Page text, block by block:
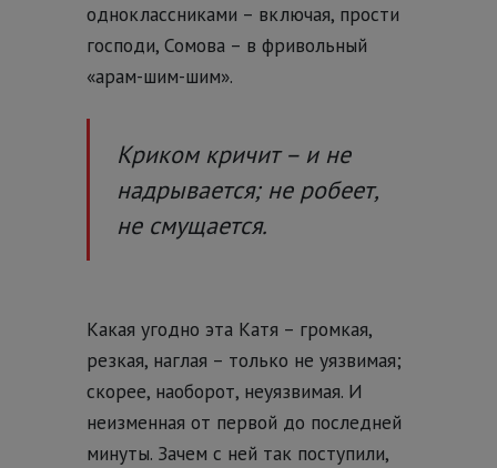
одноклассниками – включая, прости
господи, Сомова – в фривольный
«арам-шим-шим».
Криком кричит – и не
надрывается; не робеет,
не смущается.
Какая угодно эта Катя – громкая,
резкая, наглая – только не уязвимая;
скорее, наоборот, неуязвимая. И
неизменная от первой до последней
минуты. Зачем с ней так поступили,